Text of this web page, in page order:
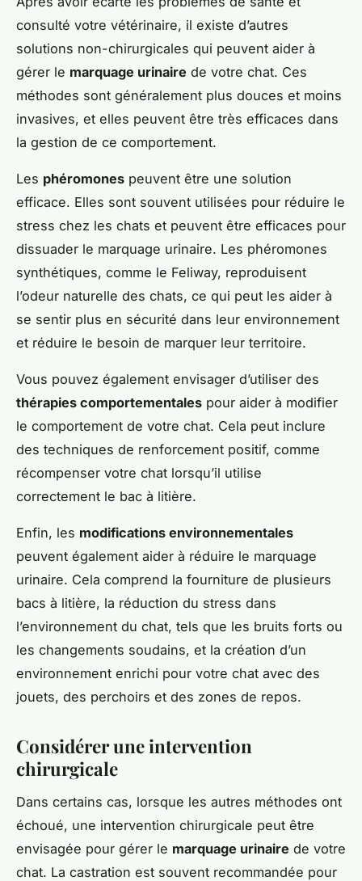
consulté votre vétérinaire, il existe d’autres
solutions non-chirurgicales qui peuvent aider à
gérer le marquage urinaire de votre chat. Ces
méthodes sont généralement plus douces et moins
invasives, et elles peuvent être très efficaces dans
la gestion de ce comportement.
Les phéromones peuvent être une solution
efficace. Elles sont souvent utilisées pour réduire le
stress chez les chats et peuvent être efficaces pour
dissuader le marquage urinaire. Les phéromones
synthétiques, comme le Feliway, reproduisent
l’odeur naturelle des chats, ce qui peut les aider à
se sentir plus en sécurité dans leur environnement
et réduire le besoin de marquer leur territoire.
Vous pouvez également envisager d’utiliser des
thérapies comportementales pour aider à modifier
le comportement de votre chat. Cela peut inclure
des techniques de renforcement positif, comme
récompenser votre chat lorsqu’il utilise
correctement le bac à litière.
Enfin, les modifications environnementales
peuvent également aider à réduire le marquage
urinaire. Cela comprend la fourniture de plusieurs
bacs à litière, la réduction du stress dans
l’environnement du chat, tels que les bruits forts ou
les changements soudains, et la création d’un
environnement enrichi pour votre chat avec des
jouets, des perchoirs et des zones de repos.
Considérer une intervention
chirurgicale
Dans certains cas, lorsque les autres méthodes ont
échoué, une intervention chirurgicale peut être
envisagée pour gérer le marquage urinaire de votre
chat. La castration est souvent recommandée pour